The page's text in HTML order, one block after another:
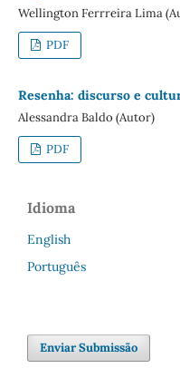
Wellington Ferrreira Lima
PDF
Resenha: discurso e
Alessandra Baldo (Autor)
PDF
Idioma
English
Português
Enviar Submissão